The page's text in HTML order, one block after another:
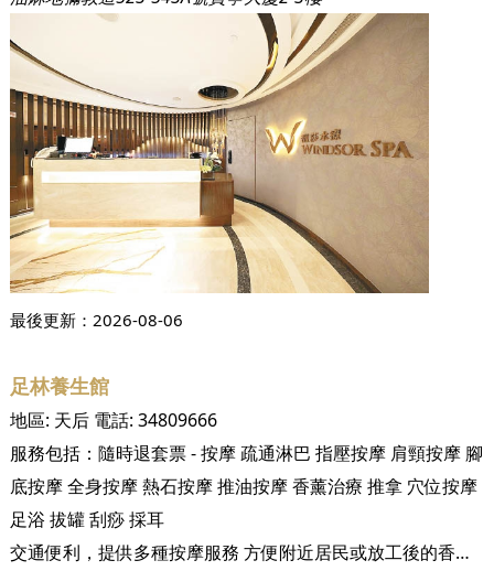
最後更新： 2026-08-06
足林養生館
地區: 天后電話: 34809666
服務包括： 隨時退套票 - 按摩疏通淋巴 指壓按摩 肩頸按摩 腳
底按摩全身按摩熱石按摩推油按摩香薰治療 推拿 穴位按摩
足浴 拔罐刮痧採耳
交通便利，提供多種按摩服務 方便附近居民或放工後的香港人到本店按摩一下放鬆身心 技術專業，一個自然放鬆的好地方。